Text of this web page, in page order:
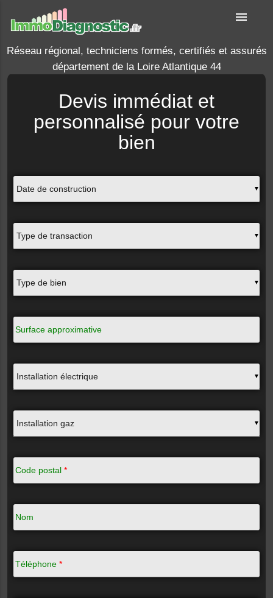
menu
Réseau régional, techniciens formés, certifiés et assurés
département de la Loire Atlantique 44
Devis immédiat et
personnalisé pour votre
bien
▼
▼
▼
Surface approximative
▼
▼
Code postal*
Nom
Téléphone*